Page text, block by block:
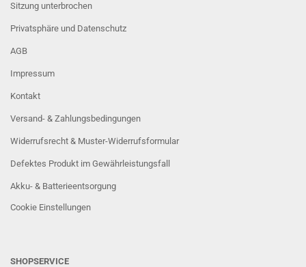
Sitzung unterbrochen
Privatsphäre und Datenschutz
AGB
Impressum
Kontakt
Versand- & Zahlungsbedingungen
Widerrufsrecht & Muster-Widerrufsformular
Defektes Produkt im Gewährleistungsfall
Akku- & Batterieentsorgung
Cookie Einstellungen
SHOPSERVICE